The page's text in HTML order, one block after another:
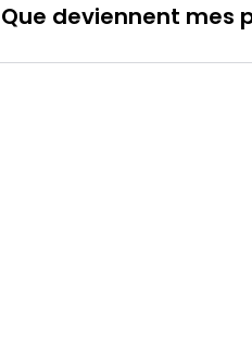
Que deviennent mes